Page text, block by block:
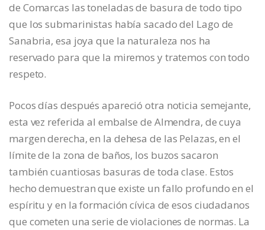
de Comarcas las toneladas de basura de todo tipo
que los submarinistas había sacado del Lago de
Sanabria, esa joya que la naturaleza nos ha
reservado para que la miremos y tratemos con todo
respeto.
Pocos días después apareció otra noticia semejante,
esta vez referida al embalse de Almendra, de cuya
margen derecha, en la dehesa de las Pelazas, en el
límite de la zona de baños, los buzos sacaron
también cuantiosas basuras de toda clase. Estos
hecho demuestran que existe un fallo profundo en el
espíritu y en la formación cívica de esos ciudadanos
que cometen una serie de violaciones de normas. La